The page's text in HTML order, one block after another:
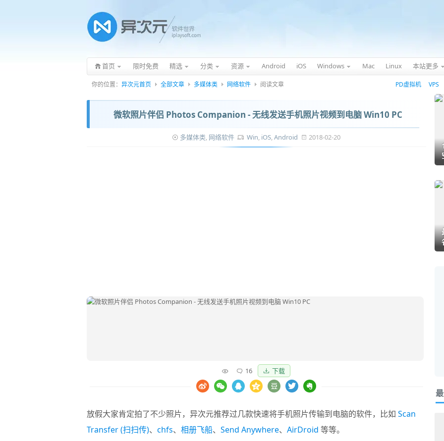
首页 限时免费 精选 分类 资源 Android iOS Windows Mac Linux 本站更多
你的位置： 异次元首页 全部文章 多媒体类 网络软件 阅读文章 PD虚拟机 VPS
微软照片伴侣 Photos Companion - 无线发送手机照片视频到电脑 Win10 PC
多媒体类, 网络软件 Win, iOS,Android 2018-02-20
16 下载
放假大家肯定拍了不少照片，异次元推荐过几款快速将手机照片传输到电脑的软件，比如 Scan
Transfer (扫扫传)、 chfs、 相册飞船、 Send Anywhere、 AirDroid 等等。